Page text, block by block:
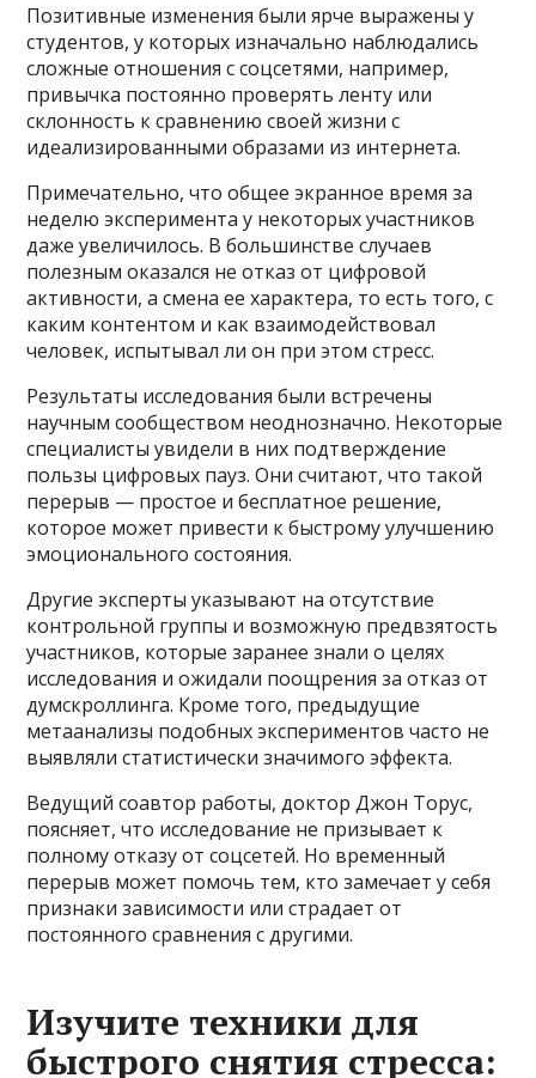
Позитивные изменения были ярче выражены у
студентов, у которых изначально наблюдались
сложные отношения с соцсетями, например,
привычка постоянно проверять ленту или
склонность к сравнению своей жизни с
идеализированными образами из интернета.
Примечательно, что общее экранное время за
неделю эксперимента у некоторых участников
даже увеличилось. В большинстве случаев
полезным оказался не отказ от цифровой
активности, а смена ее характера, то есть того, с
каким контентом и как взаимодействовал
человек, испытывал ли он при этом стресс.
Результаты исследования были встречены
научным сообществом неоднозначно. Некоторые
специалисты увидели в них подтверждение
пользы цифровых пауз. Они считают, что такой
перерыв — простое и бесплатное решение,
которое может привести к быстрому улучшению
эмоционального состояния.
Другие эксперты указывают на отсутствие
контрольной группы и возможную предвзятость
участников, которые заранее знали о целях
исследования и ожидали поощрения за отказ от
думскроллинга. Кроме того, предыдущие
метаанализы подобных экспериментов часто не
выявляли статистически значимого эффекта.
Ведущий соавтор работы, доктор Джон Торус,
поясняет, что исследование не призывает к
полному отказу от соцсетей. Но временный
перерыв может помочь тем, кто замечает у себя
признаки зависимости или страдает от
постоянного сравнения с другими.
Изучите техники для
быстрого снятия стресса: